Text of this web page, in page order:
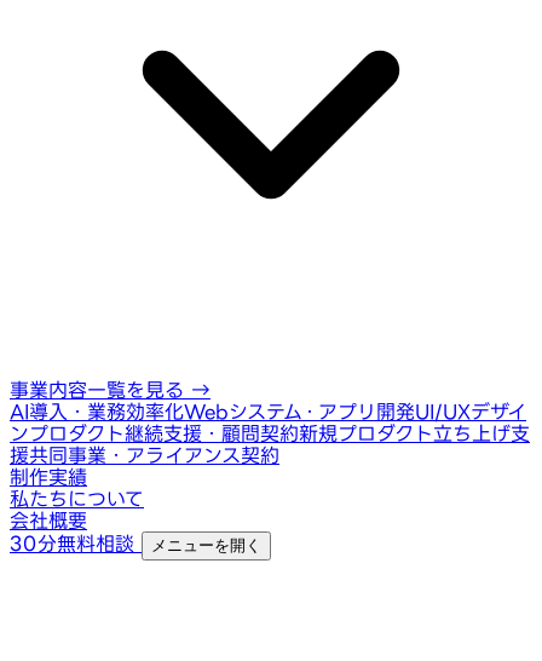
事業内容一覧を見る →
AI導入・業務効率化Webシステム・アプリ開発UI/UXデザイ
ンプロダクト継続支援・顧問契約新規プロダクト立ち上げ支
援共同事業・アライアンス契約
制作実績
私たちについて
会社概要
30分無料相談
メニューを開く